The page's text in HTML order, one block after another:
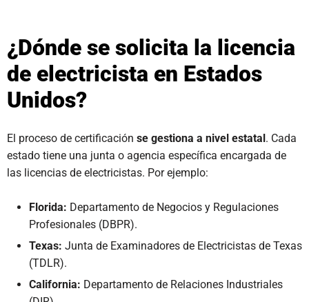
¿Dónde se solicita la licencia
de electricista en Estados
Unidos?
El proceso de certificación se gestiona a nivel estatal. Cada
estado tiene una junta o agencia específica encargada de
las licencias de electricistas. Por ejemplo:
Florida: Departamento de Negocios y Regulaciones
Profesionales (DBPR).
Texas: Junta de Examinadores de Electricistas de Texas
(TDLR).
California: Departamento de Relaciones Industriales